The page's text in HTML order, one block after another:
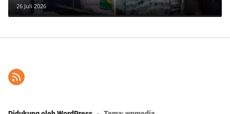
Pendidikan Mengemuka dalam Reses Medan Amplas
26 Juli 2026